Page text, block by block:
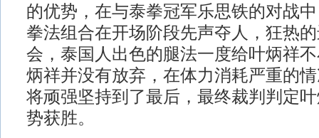
的优势，在与泰拳冠军乐思铁的对战
拳法组合在开场阶段先声夺人，狂热
会，泰国人出色的腿法一度给叶炳祥
炳祥并没有放弃，在体力消耗严重的
将顽强坚持到了最后，最终裁判判定
势获胜。